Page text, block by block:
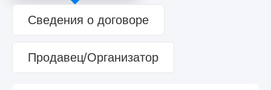
Сведения о договоре
Продавец/Организатор